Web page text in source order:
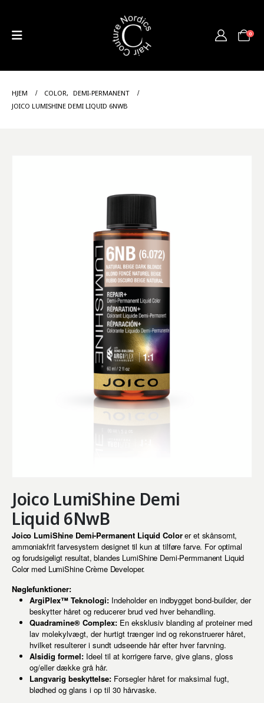
0
HJEM COLOR, DEMI-PERMANENT
JOICO LUMISHINE DEMI LIQUID 6NWB
Joico LumiShine Demi
Liquid 6NwB
Joico LumiShine Demi-Permanent Liquid Colorer et skånsomt,
ammoniakfrit farvesystem designet til kun at tilføre farve. For optimal
og forudsigeligt resultat, blandes LumiShine Demi-Permmanent Liquid
Color med LumiShine Crème Developer.
Nøglefunktioner:
ArgiPlex™ Teknologi:Indeholder en indbygget bond-builder, der
beskytter håret og reducerer brud ved hver behandling.
Quadramine® Complex:En eksklusiv blanding af proteiner med
lav molekylvægt, der hurtigt trænger ind og rekonstruerer håret,
hvilket resulterer i sundt udseende hår efter hver farvning.
Alsidig formel:Ideel til at korrigere farve, give glans, gloss
og/eller dække grå hår.
Langvarig beskyttelse:Forsegler håret for maksimal fugt,
blødhed og glans i op til 30 hårvaske.